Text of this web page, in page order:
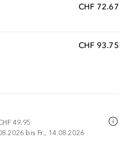
CHF 72.67
CHF 93.75
49.95
bis Fr., 14.08.2026